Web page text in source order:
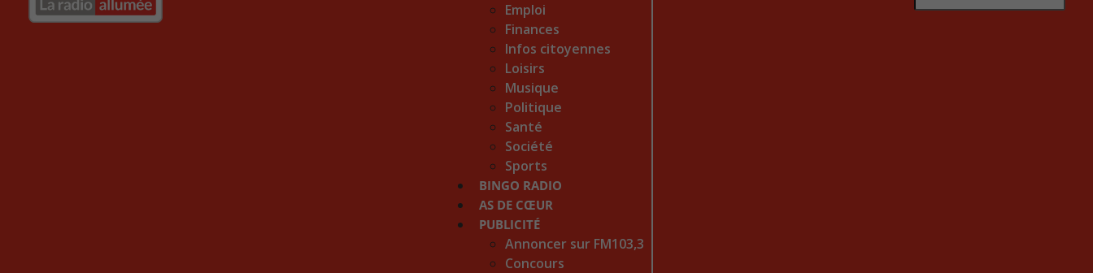
Emploi
Finances
Infos citoyennes
Loisirs
Musique
Politique
Santé
Société
Sports
BINGO RADIO
AS DE CŒUR
PUBLICITÉ
Annoncer sur FM103,3
Concours